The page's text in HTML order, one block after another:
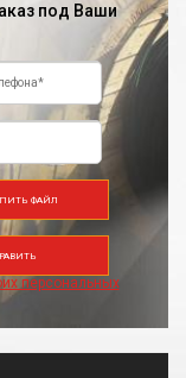
под Ваши
ФАЙЛ
персональных